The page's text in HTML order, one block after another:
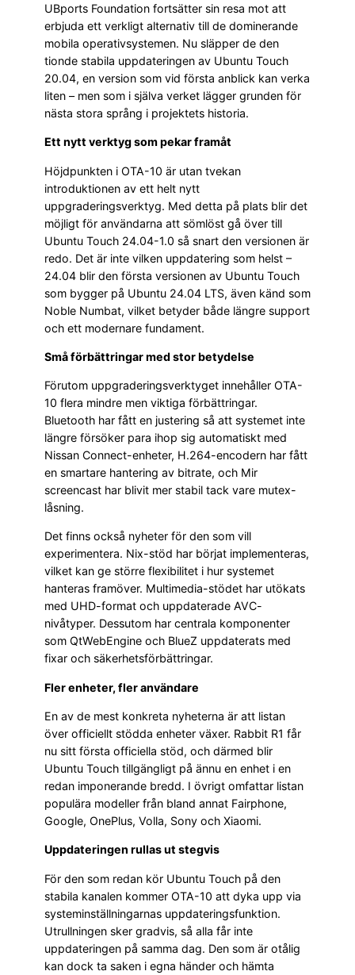
UBports Foundation fortsätter sin resa mot att
erbjuda ett verkligt alternativ till de dominerande
mobila operativsystemen. Nu släpper de den
tionde stabila uppdateringen av Ubuntu Touch
20.04, en version som vid första anblick kan verka
liten – men som i själva verket lägger grunden för
nästa stora språng i projektets historia.
Ett nytt verktyg som pekar framåt
Höjdpunkten i OTA-10 är utan tvekan
introduktionen av ett helt nytt
uppgraderingsverktyg. Med detta på plats blir det
möjligt för användarna att sömlöst gå över till
Ubuntu Touch 24.04-1.0 så snart den versionen är
redo. Det är inte vilken uppdatering som helst –
24.04 blir den första versionen av Ubuntu Touch
som bygger på Ubuntu 24.04 LTS, även känd som
Noble Numbat, vilket betyder både längre support
och ett modernare fundament.
Små förbättringar med stor betydelse
Förutom uppgraderingsverktyget innehåller OTA-
10 flera mindre men viktiga förbättringar.
Bluetooth har fått en justering så att systemet inte
längre försöker para ihop sig automatiskt med
Nissan Connect-enheter, H.264-encodern har fått
en smartare hantering av bitrate, och Mir
screencast har blivit mer stabil tack vare mutex-
låsning.
Det finns också nyheter för den som vill
experimentera. Nix-stöd har börjat implementeras,
vilket kan ge större flexibilitet i hur systemet
hanteras framöver. Multimedia-stödet har utökats
med UHD-format och uppdaterade AVC-
nivåtyper. Dessutom har centrala komponenter
som QtWebEngine och BlueZ uppdaterats med
fixar och säkerhetsförbättringar.
Fler enheter, fler användare
En av de mest konkreta nyheterna är att listan
över officiellt stödda enheter växer. Rabbit R1 får
nu sitt första officiella stöd, och därmed blir
Ubuntu Touch tillgängligt på ännu en enhet i en
redan imponerande bredd. I övrigt omfattar listan
populära modeller från bland annat Fairphone,
Google, OnePlus, Volla, Sony och Xiaomi.
Uppdateringen rullas ut stegvis
För den som redan kör Ubuntu Touch på den
stabila kanalen kommer OTA-10 att dyka upp via
systeminställningarnas uppdateringsfunktion.
Utrullningen sker gradvis, så alla får inte
uppdateringen på samma dag. Den som är otålig
kan dock ta saken i egna händer och hämta